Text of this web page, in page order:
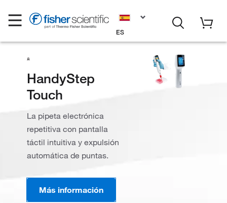
ES
HandyStep
Touch
La pipeta electrónica
repetitiva con pantalla
táctil intuitiva y expulsión
automática de puntas.
Más información